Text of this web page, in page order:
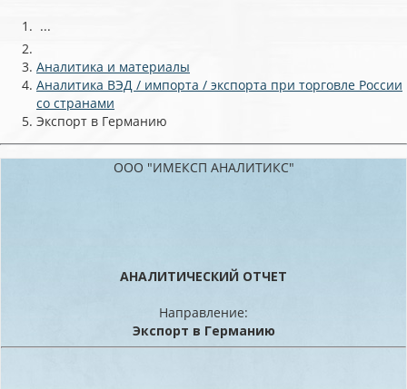
...
Аналитика и материалы
Аналитика ВЭД / импорта / экспорта при торговле России
со странами
Экспорт в Германию
ООО "ИМЕКСП АНАЛИТИКС"
АНАЛИТИЧЕСКИЙ ОТЧЕТ
Направление:
Экспорт в Германию